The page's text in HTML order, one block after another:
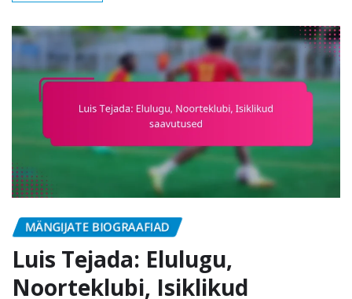
MÄNGIJATE BIOGRAAFIAD
Luis Tejada: Elulugu,
Noorteklubi, Isiklikud